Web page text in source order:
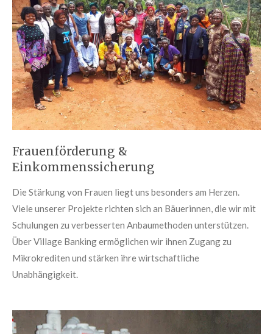
Frauenförderung &
Einkommenssicherung
Die Stärkung von Frauen liegt uns besonders am Herzen.
Viele unserer Projekte richten sich an Bäuerinnen, die wir mit
Schulungen zu verbesserten Anbaumethoden unterstützen.
Über Village Banking ermöglichen wir ihnen Zugang zu
Mikrokrediten und stärken ihre wirtschaftliche
Unabhängigkeit.